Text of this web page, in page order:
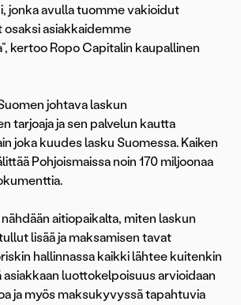
jonka avulla tuomme vakioidut
asiakkaidemme
kertoo Ropo Capitalin kaupallinen
johtava laskun
tarjoaja ja sen palvelun kautta
joka kuudes lasku Suomessa. Kaiken
Pohjoismaissa noin 170 miljoonaa
aitiopaikalta, miten laskun
lisää ja maksamisen tavat
hallinnassa kaikki lähtee kuitenkin
luottokelpoisuus arvioidaan
ja myös maksukyvyssä tapahtuvia